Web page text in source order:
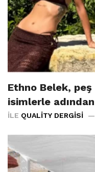
Ethno Belek, peş
isimlerle
İLE QUALITY DERGISI